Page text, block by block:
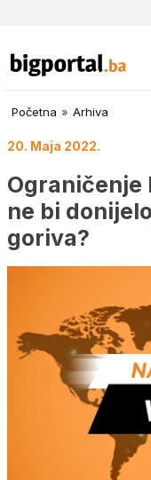
Početna » Arhiva
20. Maja 2022.
Ograničenje
ne bi
goriva?